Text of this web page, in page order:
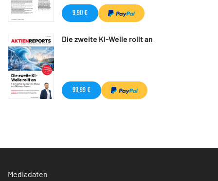
9,90 €
Die zweite KI-Welle rollt an
99,99 €
Mediadaten